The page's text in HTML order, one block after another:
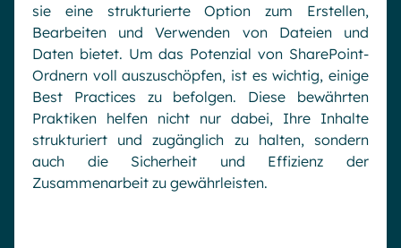
sie eine strukturierte Option zum Erstellen,
Bearbeiten und Verwenden von Dateien und
Daten bietet. Um das Potenzial von SharePoint-
Ordnern voll auszuschöpfen, ist es wichtig, einige
Best Practices zu befolgen. Diese bewährten
Praktiken helfen nicht nur dabei, Ihre Inhalte
strukturiert und zugänglich zu halten, sondern
auch die Sicherheit und Effizienz der
Zusammenarbeit zu gewährleisten.